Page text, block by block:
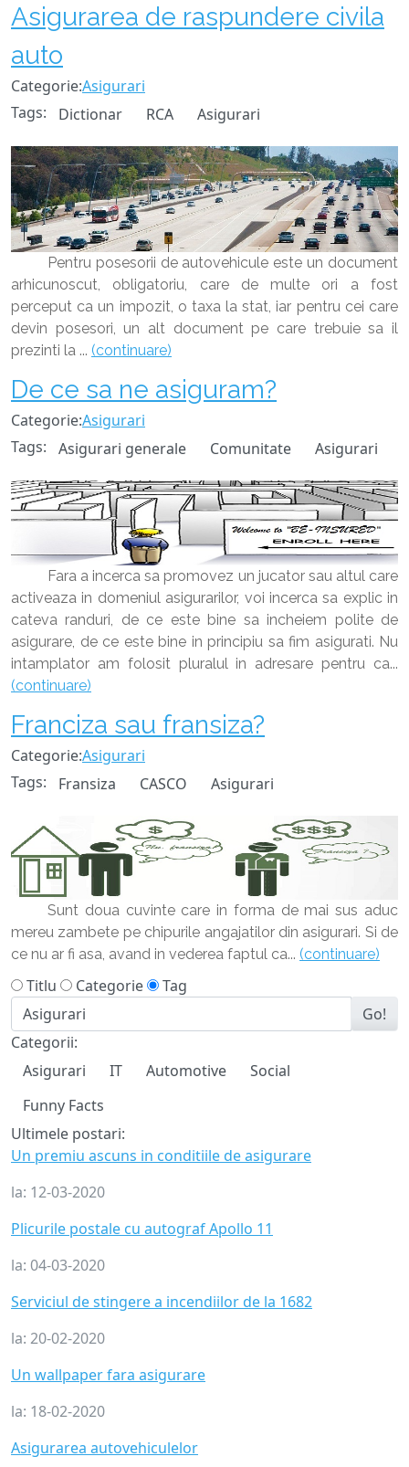
Asigurarea de raspundere civila
auto
Categorie:Asigurari
Tags:
Dictionar RCA Asigurari
Pentru posesorii de autovehicule este un document
arhicunoscut, obligatoriu, care de multe ori a fost
perceput ca un impozit, o taxa la stat, iar pentru cei care
devin posesori, un alt document pe care trebuie sa il
prezinti la ... (continuare)
De ce sa ne asiguram?
Categorie:Asigurari
Tags:
Asigurari generale Comunitate Asigurari
Fara a incerca sa promovez un jucator sau altul care
activeaza in domeniul asigurarilor, voi incerca sa explic in
cateva randuri, de ce este bine sa incheiem polite de
asigurare, de ce este bine in principiu sa fim asigurati. Nu
intamplator am folosit pluralul in adresare pentru ca...
(continuare)
Franciza sau fransiza?
Categorie:Asigurari
Tags:
Fransiza CASCO Asigurari
Sunt doua cuvinte care in forma de mai sus aduc
mereu zambete pe chipurile angajatilor din asigurari. Si de
ce nu ar fi asa, avand in vederea faptul ca... (continuare)
Titlu Categorie
Tag
Go!
Categorii:
Asigurari
IT Automotive
Social
Funny Facts
Ultimele postari:
Un premiu ascuns in conditiile de asigurare
la: 12-03-2020
Plicurile postale cu autograf Apollo 11
la: 04-03-2020
Serviciul de stingere a incendiilor de la 1682
la: 20-02-2020
Un wallpaper fara asigurare
la: 18-02-2020
Asigurarea autovehiculelor